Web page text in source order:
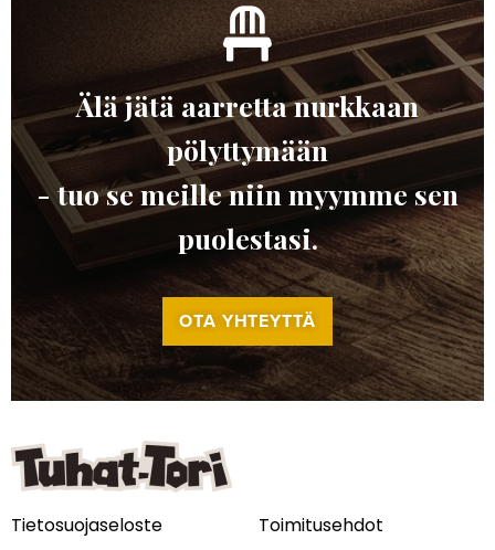
Älä jätä aarretta nurkkaan
pölyttymään
- tuo se meille niin myymme sen
puolestasi.
OTA YHTEYTTÄ
Tietosuojaseloste Toimitusehdot